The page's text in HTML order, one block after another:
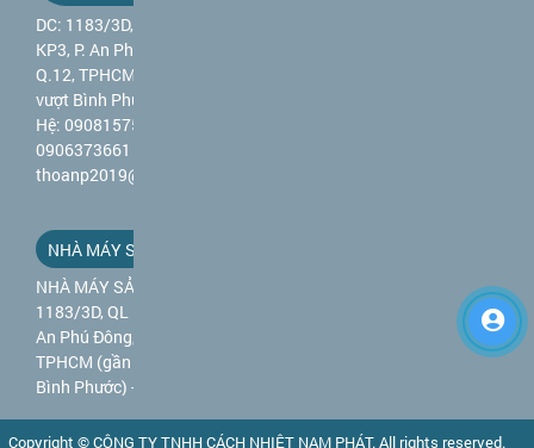
DC: 1183/3D, QL 1A,
KP3, P. An Phú Đông,
Q.12, TPHCM (gần cầu
vượt Bình Phước) - Liên
Hệ: 0908157589 -
0906373661 - Mail:
thoanp2019@gmail.com
NHÀ MÁY SẢN XUẤT
NHÀ MÁY SẢN XUẤT DC:
1183/3D, QL 1A, KP3, P.
An Phú Đông, Q.12,
TPHCM (gần cầu vượt
Bình Phước) - Liên Hệ:
0906373661 - Mail:
Copyright © CÔNG TY TNHH CÁCH NHIỆT NAM PHÁT. All rights reserved.